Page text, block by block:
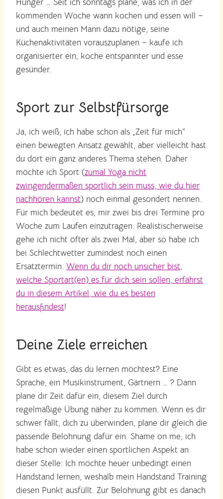
Hunger … Seit ich sonntags plane, was ich in der
kommenden Woche wann kochen und essen will –
und auch meinen Mann dazu nötige, seine
Küchenaktivitäten vorauszuplanen – kaufe ich
organisierter ein, koche entspannter und esse
gesünder.
Sport zur Selbstfürsorge
Ja, ich weiß, ich habe schon als „Zeit für mich“
einen bewegten Ansatz gewählt, aber vielleicht hast
du dort ein ganz anderes Thema stehen. Daher
möchte ich Sport (zumal Yoga nicht
zwingendermaßen sportlich sein muss, wie du hier
nachhören kannst) noch einmal gesondert nennen.
Für mich bedeutet es, mir zwei bis drei Termine pro
Woche zum Laufen einzutragen. Realistischerweise
gehe ich nicht öfter als zwei Mal, aber so habe ich
bei Schlechtwetter zumindest noch einen
Ersatztermin. Wenn du dir noch unsicher bist,
welche Sportart(en) es für dich sein sollen, erfährst
du in diesem Artikel, wie du es besten
herausfindest!
Deine Ziele erreichen
Gibt es etwas, das du lernen möchtest? Eine
Sprache, ein Musikinstrument, Gärtnern … ? Dann
plane dir Zeit dafür ein, diesem Ziel durch
regelmäßige Übung näher zu kommen. Wenn es dir
schwer fällt, dich zu überwinden, plane dir gleich die
passende Belohnung dafür ein. Shame on me, ich
habe schon wieder einen sportlichen Aspekt an
dieser Stelle: Ich möchte heuer unbedingt einen
Handstand lernen, weshalb mein Handstand Training
diesen Punkt ausfüllt. Zur Belohnung gibt es danach